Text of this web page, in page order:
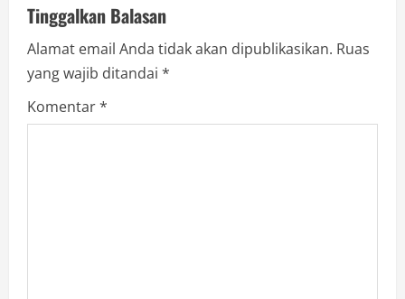
i
g
a
Tinggalkan Balasan
Alamat email Anda tidak akan dipublikasikan. Ruas
yang wajib ditandai *
Komentar*